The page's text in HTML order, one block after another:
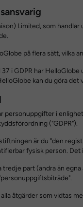
Limited, som
på flera sätt, vilka
i GDPR har
kan du göra det
personuppgifter i
("GDPR").
är du "den
fysisk person.
tredje part (andra än
åtgärder som vidtas